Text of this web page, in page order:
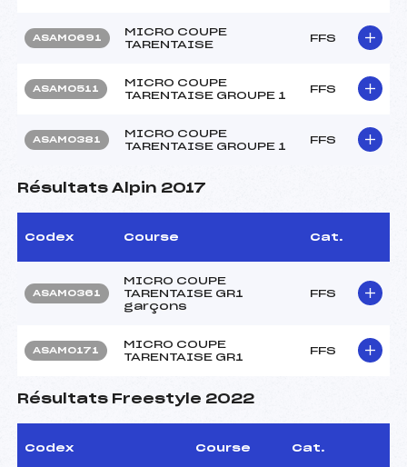
ASAM0691
MICRO COUPE
TARENTAISE
FFS
ASAM0511
MICRO COUPE
TARENTAISE GROUPE 1
FFS
ASAM0381
MICRO COUPE
TARENTAISE GROUPE 1
FFS
Résultats Alpin 2017
Codex Course Cat.
ASAM0361
MICRO COUPE
TARENTAISE GR1
garçons
FFS
ASAM0171
MICRO COUPE
TARENTAISE GR1
FFS
Résultats Freestyle 2022
Codex Course Cat.